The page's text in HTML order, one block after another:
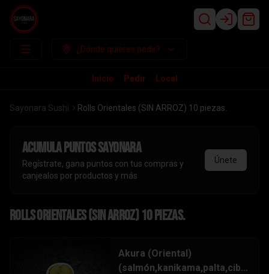
Login
¿Dónde quieres pedir?
Inicio Pedir Local
Sayonara Sushi Rolls Orientales (SIN ARROZ) 10 piezas.
Acumulapuntos sayonara
Regístrate, gana puntos con tus compras y
canjealos por productos y más
Únete
Rolls Orientales (SIN ARROZ) 10 piezas.
Akura (Oriental)
(salmón,kanikama,palta,cibo